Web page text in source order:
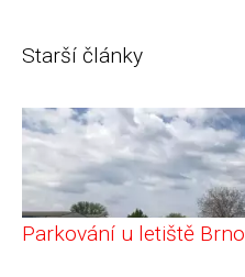
Starší články
Parkování u letiště Brno